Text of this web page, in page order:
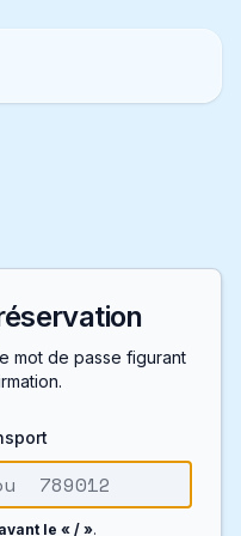
mot de passe figurant
avant le « / ».